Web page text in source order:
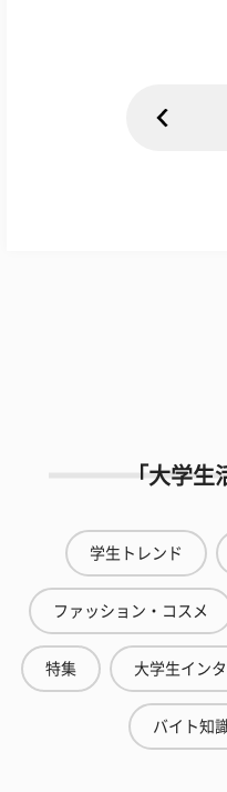
「大学
学生トレンド
ファッション・コスメ
特集 大学生イン
バイト知